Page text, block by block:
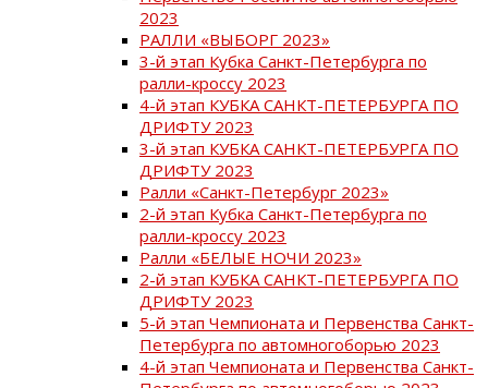
2023
РАЛЛИ «ВЫБОРГ 2023»
3-й этап Кубка Санкт-Петербурга по
ралли-кроссу 2023
4-й этап КУБКА САНКТ-ПЕТЕРБУРГА ПО
ДРИФТУ 2023
3-й этап КУБКА САНКТ-ПЕТЕРБУРГА ПО
ДРИФТУ 2023
Ралли «Санкт-Петербург 2023»
2-й этап Кубка Санкт-Петербурга по
ралли-кроссу 2023
Ралли «БЕЛЫЕ НОЧИ 2023»
2-й этап КУБКА САНКТ-ПЕТЕРБУРГА ПО
ДРИФТУ 2023
5-й этап Чемпионата и Первенства Санкт-
Петербурга по автомногоборью 2023
4-й этап Чемпионата и Первенства Санкт-